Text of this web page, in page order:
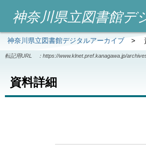
神奈川県立図書館デ
神奈川県立図書館デジタルアーカイブ>
転記用URL ： https://www.klnet.pref.kanagawa.jp/
資料詳細